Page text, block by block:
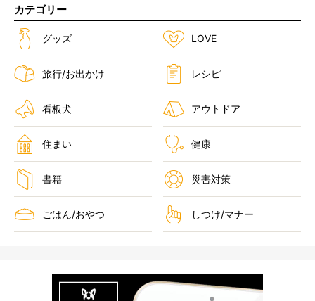
カテゴリー
グッズ LOVE
旅行/お出かけ レシピ
看板犬 アウトドア
住まい 健康
書籍 災害対策
ごはん/おやつ しつけ/マナー